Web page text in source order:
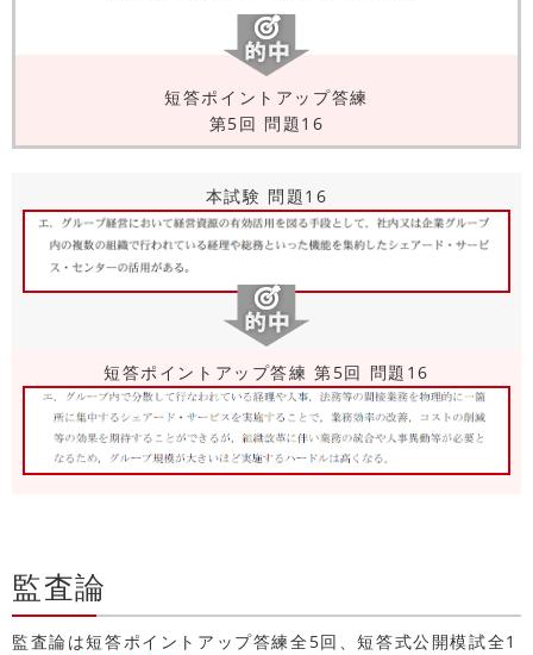
短答ポイントアップ答練
第5回 問題16
本試験 問題16
短答ポイントアップ答練 第5回 問題16
監査論
監査論は短答ポイントアップ答練全5回、短答式公開模試全1